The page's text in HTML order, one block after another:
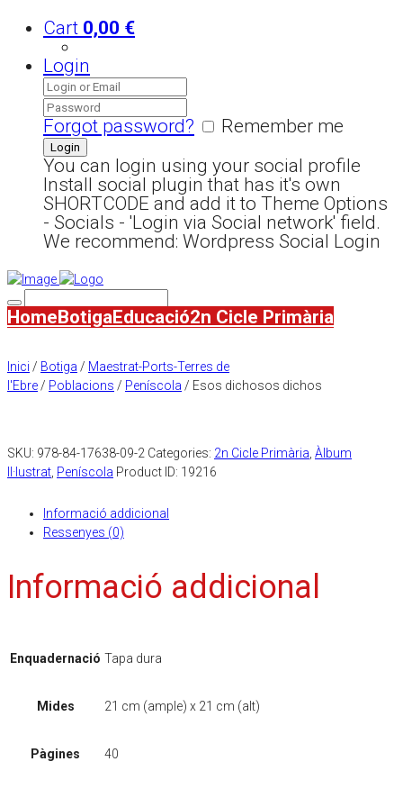
Cart 0,00 €
Login
Forgot password?
Remember me
You can login using your social profile
Install social plugin that has it's own
SHORTCODE and add it to Theme Options
- Socials - 'Login via Social network' field.
We recommend: Wordpress Social Login
HomeBotigaEducació2n Cicle Primària
Inici / Botiga / Maestrat-Ports-Terres de
l'Ebre / Poblacions / Peníscola / Esos dichosos dichos
SKU: 978-84-17638-09-2 Categories: 2n Cicle Primària Àlbum
Il·lustrat Peníscola Product ID: 19216
Informació addicional
Ressenyes (0)
Informació addicional
Enquadernació Tapa dura
Mides 21 cm (ample) x 21 cm (alt)
Pàgines 40